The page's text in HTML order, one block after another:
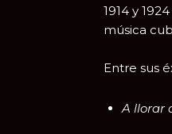
1914 y
música
Entre sus
A llorar